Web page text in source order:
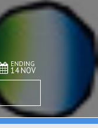
ENDING
14 NOV